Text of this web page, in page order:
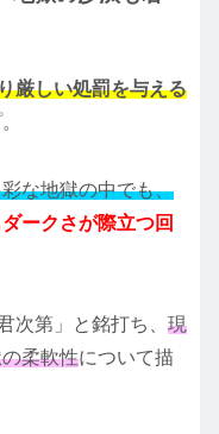
厳しい処罰を与える
な地獄の中でも、
ークさが際立つ回
次第」と銘打ち、 現
柔軟性について描